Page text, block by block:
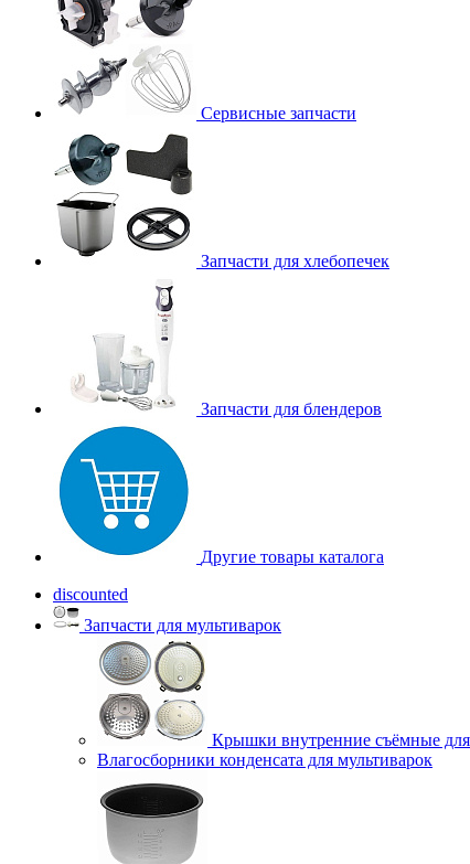
Сервисные запчасти
Запчасти для хлебопечек
Запчасти для блендеров
Другие товары каталога
discounted
Запчасти для мультиварок
Крышки внутренние съёмные для
Влагосборники конденсата для мультиварок